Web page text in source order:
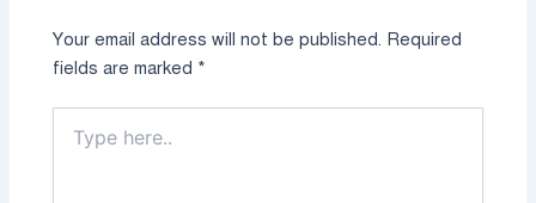
Your email address will not be published. Required
fields are marked *
here..